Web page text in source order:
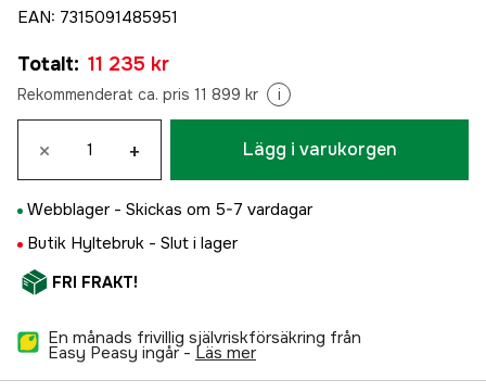
EAN: 7315091485951
Totalt: 11 235 kr
Rekommenderat ca. pris 11 899 kr i
× + Lägg i varukorgen
Webblager - Skickas om 5-7 vardagar
Butik Hyltebruk - Slut i lager
FRI FRAKT!
En månads frivillig självriskförsäkring från
Easy Peasy ingår - läs mer